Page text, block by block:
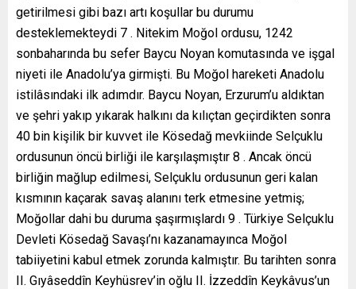
getirilmesi gibi bazı artı koşullar bu durumu
desteklemekteydi 7 . Nitekim Moğol ordusu, 1242
sonbaharında bu sefer Baycu Noyan komutasında ve işgal
niyeti ile Anadolu’ya girmişti. Bu Moğol hareketi Anadolu
istilâsındaki ilk adımdır. Baycu Noyan, Erzurum’u aldıktan
ve şehri yakıp yıkarak halkını da kılıçtan geçirdikten sonra
40 bin kişilik bir kuvvet ile Kösedağ mevkiinde Selçuklu
ordusunun öncü birliği ile karşılaşmıştır 8 . Ancak öncü
birliğin mağlup edilmesi, Selçuklu ordusunun geri kalan
kısmının kaçarak savaş alanını terk etmesine yetmiş;
Moğollar dahi bu duruma şaşırmışlardı 9 . Türkiye Selçuklu
Devleti Kösedağ Savaşı’nı kazanamayınca Moğol
tabiiyetini kabul etmek zorunda kalmıştır. Bu tarihten sonra
II. Gıyâseddîn Keyhüsrev’in oğlu II. İzzeddîn Keykâvus’un